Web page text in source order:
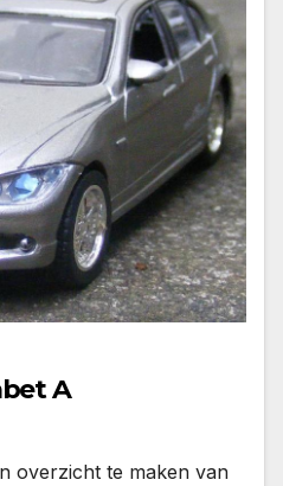
A
overzicht te maken van